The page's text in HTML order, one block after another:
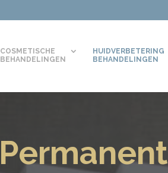
COSMETISCHE
BEHANDELINGEN
HUIDVERBETERING
BEHANDELINGEN